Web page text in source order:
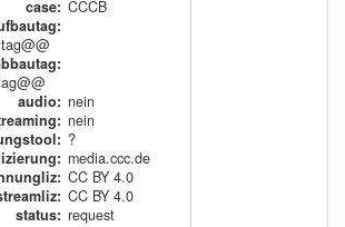
case: CCCB
:
:
audio: nein
: nein
: ?
: media.ccc.de
: CC BY 4.0
: CC BY 4.0
status: request